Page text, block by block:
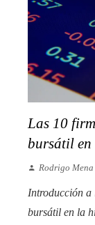
Las 10
bursátil en
Rodrigo Mena
Introducción a
bursátil en la